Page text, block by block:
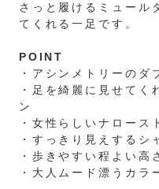
さっと履けるミュール
てくれる一足です。
POINT
・アシンメトリーのダ
・足を綺麗に見せてく
ン
・女性らしいナロース
・すっきり見えするシ
・歩きやすい程よい高
・大人ムード漂うカラ